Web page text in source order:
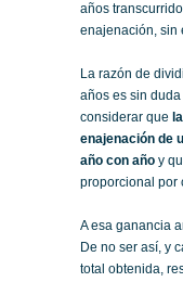
años
enajenación, sin
La razón de
años es sin
considerar que
enajenación de
año con año y
proporcional por
A esa ganancia
De no ser así, y
total obtenida,